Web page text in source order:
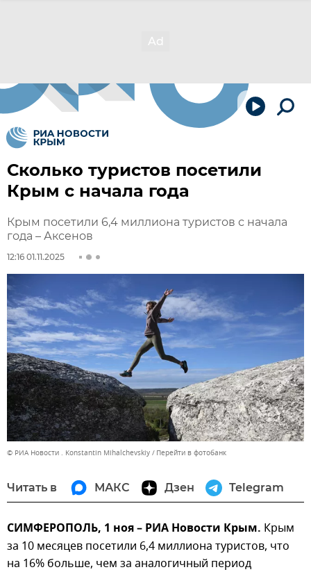
Сколько туристов посетили
Крым с начала года
Крым посетили 6,4 миллиона туристов с начала
года – Аксенов
12:16 01.11.2025
© РИА Новости . Konstantin Mihalchevskiy Перейти в фотобанк
Читать в МАКС Дзен Telegram
СИМФЕРОПОЛЬ, 1 ноя – РИА Новости Крым. Крым
за 10 месяцев посетили 6,4 миллиона туристов, что
на 16% больше, чем за аналогичный период